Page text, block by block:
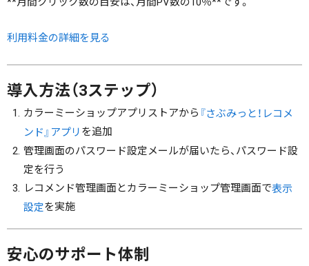
利用料金の詳細を見る
導入方法（3ステップ）
カラーミーショップアプリストアから 『さぶみっと！レコメ
ンド』アプリ を追加
管理画面のパスワード設定メールが届いたら、パスワード設
定を行う
レコメンド管理画面とカラーミーショップ管理画面で表示
設定を実施
安心のサポート体制